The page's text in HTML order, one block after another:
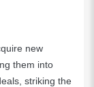
new
them into
striking the